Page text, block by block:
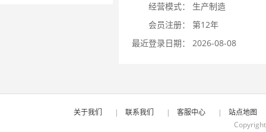
经营模式：
生产制造
会员注册：
第12年
最近登录日期：
2026-08-08
关于我们 | 联系我们 | 客服中心 |
站点地图